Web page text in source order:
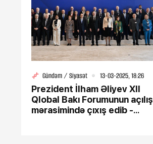
Gündəm / Siyasət 13-03-2025, 18:26
Prezident İlham Əliyev XII
Qlobal Bakı Forumunun açılış
mərasimində çıxış edib -